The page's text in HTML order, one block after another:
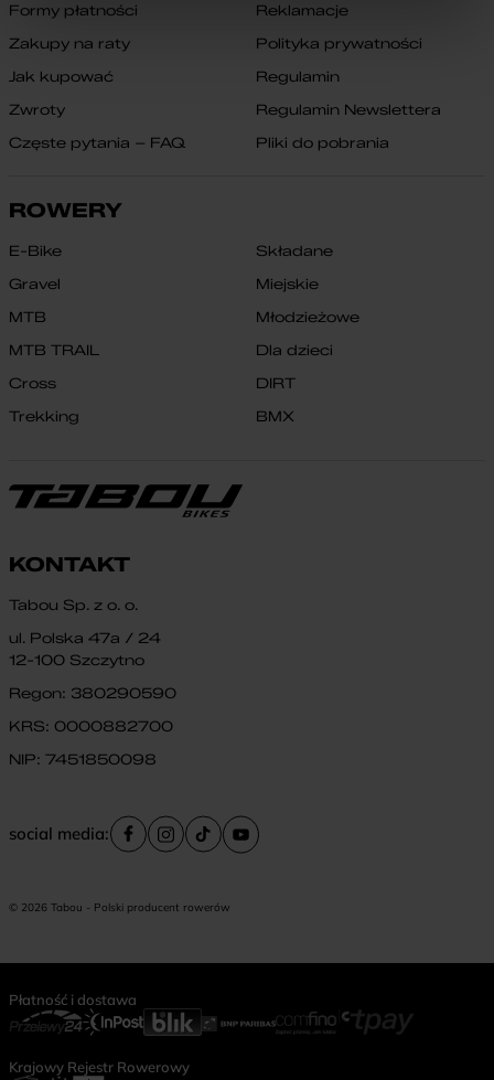
Formy płatności
Zakupy na raty
Jak kupować
Zwroty
Częste pytania – FAQ
Reklamacje
Polityka prywatności
Regulamin
Regulamin Newslettera
Pliki do pobrania
ROWERY
E-Bike
Gravel
MTB
MTB TRAIL
Cross
Trekking
Składane
Miejskie
Młodzieżowe
Dla dzieci
DIRT
BMX
KONTAKT
Tabou Sp. z o. o.
ul. Polska 47a / 24
12-100 Szczytno
Regon: 380290590
KRS: 0000882700
NIP: 7451850098
social media:
© 2026 Tabou - Polski producent rowerów
Płatność i dostawa
Krajowy Rejestr Rowerowy